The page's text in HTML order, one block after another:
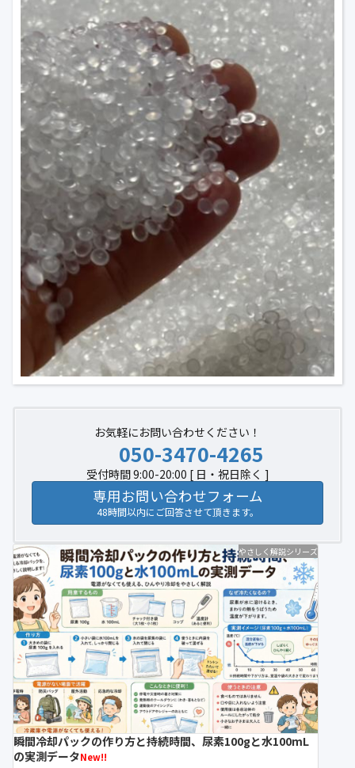
お気軽にお問い合わせください！
050-3470-4265
受付時間 9:00-20:00 [ 日・祝日除く ]
専用お問い合わせフォーム
48時間以内にご回答させて頂きます。
やさしく解説シリーズ
瞬間冷却パックの作り方と持続時間、尿素100gと水100mL
の実測データNew!!